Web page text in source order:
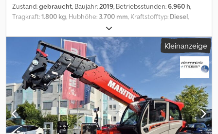
Zustand:gebraucht, Baujahr:2019, Betriebsstunden:6.960 h,
Tragkraft:1.800 kg, Hubhöhe: 3.700 mm, Kraftstofftyp: Diesel,
2.600 mm
Reifenzustand:80 %, Leergewicht:3.562 kg, Gesamtlänge:2.950
, Farbe:Sonstige, Höchstgeschwindigkeit: 20 km/h,
Anbaugeräte: Seitenschieber, Sonderausstattung: 3. Ventil,
Dachabdeckung, Frontscheibe, Beschreibung: Mit dem als
Zweirad- oder Allradantrieb erhältlichen MC18 verladen Sie
Lasten auf jedem Terrain sicher und exakt. Die 30 cm
Bodenfreiheit garantieren eine ausgezeichnete Steigfähigkeit
auf Ihren Feldern. Eine gute Rundumsicht und die kompakte und
robuste Bauweise sorgen für optimale Sicherheit bei der Arbeit.
Entdecken Sie den MC18, Ihren neuen Partner für mehr
Kleinanzeige